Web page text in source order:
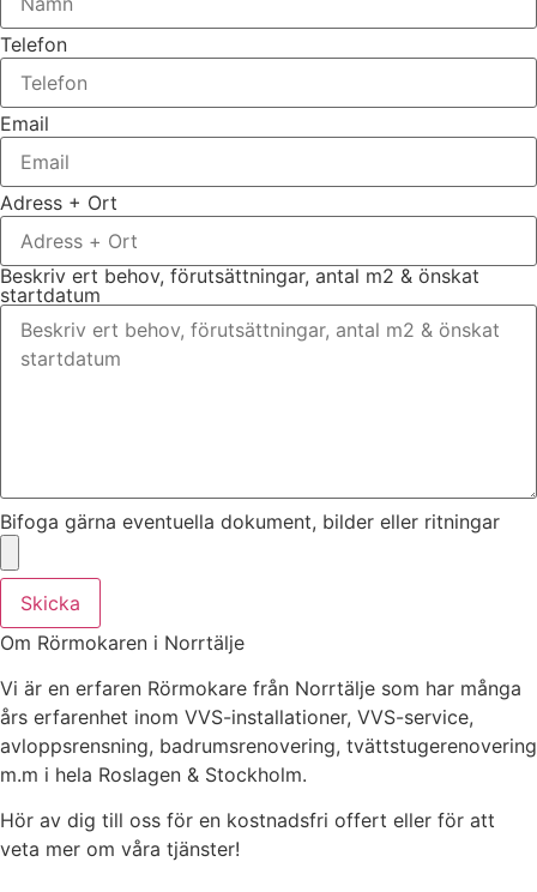
Telefon
Email
Adress + Ort
Beskriv ert behov, förutsättningar, antal m2 & önskat
startdatum
Bifoga gärna eventuella dokument, bilder eller ritningar
Skicka
Om Rörmokaren i Norrtälje
Vi är en erfaren Rörmokare från Norrtälje som har många
års erfarenhet inom VVS-installationer, VVS-service,
avloppsrensning, badrumsrenovering, tvättstugerenovering
m.m i hela Roslagen & Stockholm.
Hör av dig till oss för en kostnadsfri offert eller för att
veta mer om våra tjänster!